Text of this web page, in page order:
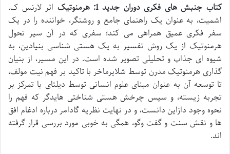
کتاب جنبش های فکری دوران جدید 1: هرمنوتیک
اثر لارنس ک.
اشمیت، به عنوان یک راهنمای جامع و روشنگر، خواننده را در یک
سفر فکری عمیق همراهی می کند؛ سفری که در آن سیر تحول
هرمنوتیک از یک روش تفسیر به یک هستی شناسی بنیادین، به
شیوه ای جذاب و تحلیلی تصویر شده است. در این مسیر، از بنیان
گذاری هرمنوتیک مدرن توسط شلایرماخر با تاکید بر فهم نیت مولف،
تا توسعه آن به عنوان مبنای علوم انسانی توسط دیلتای با تمرکز بر
تجربه زیسته، و سپس چرخش هستی شناختی هایدگر که فهم را
نحوه وجود دازاین دانست، و در نهایت نظریه گادامر درباره ادغام افق
ها و نقش سنت و گفت وگو، همگی به خوبی مورد بررسی قرار گرفته
اند.